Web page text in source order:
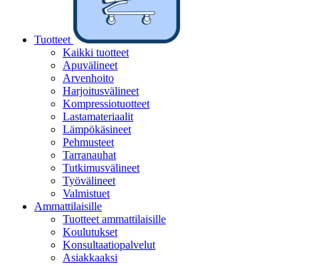
Tuotteet
Kaikki tuotteet
Apuvälineet
Arvenhoito
Harjoitusvälineet
Kompressiotuotteet
Lastamateriaalit
Lämpökäsineet
Pehmusteet
Tarranauhat
Tutkimusvälineet
Työvälineet
Valmistuet
Ammattilaisille
Tuotteet ammattilaisille
Koulutukset
Konsultaatiopalvelut
Asiakkaaksi